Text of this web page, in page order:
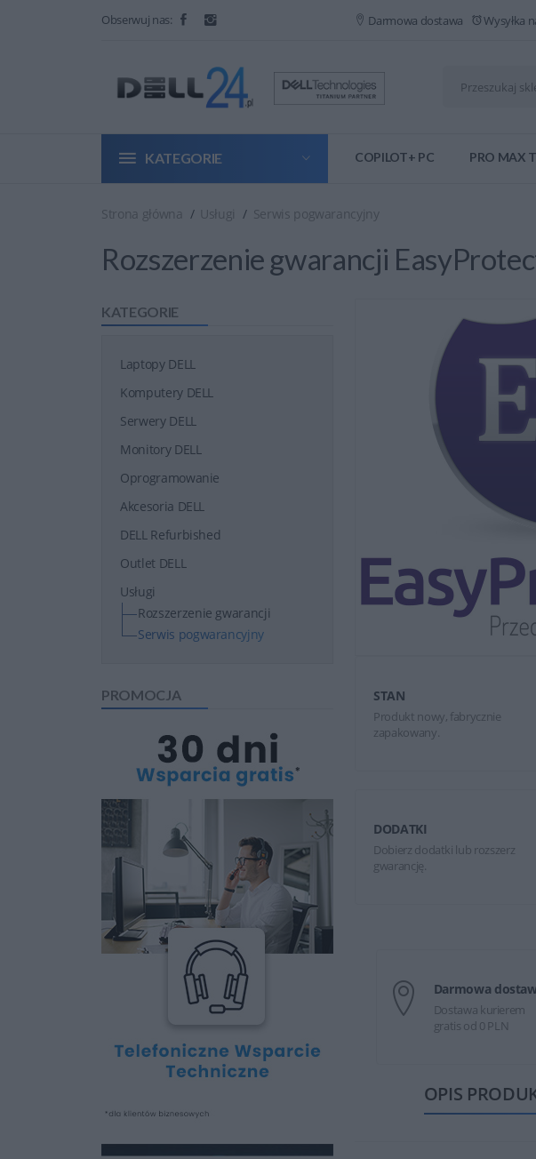
Obserwuj nas: Darmowa dostawa Wysyłka
KATEGORIE COPILOT+ PC PRO MAX
Strona główna Usługi Serwis pogwarancyjny
Rozszerzenie gwarancji
KATEGORIE
Laptopy DELL
Komputery DELL
Serwery DELL
Monitory DELL
Oprogramowanie
Akcesoria DELL
DELL Refurbished
Outlet DELL
Usługi
Rozszerzenie gwarancji
Serwis pogwarancyjny
PROMOCJA STAN
Produkt nowy, fabrycznie
zapakowany.
DODATKI
Dobierz dodatki lub rozszerz
gwarancję.
Darmowa
Dostawa kurierem
gratis od 0 PLN
OPIS